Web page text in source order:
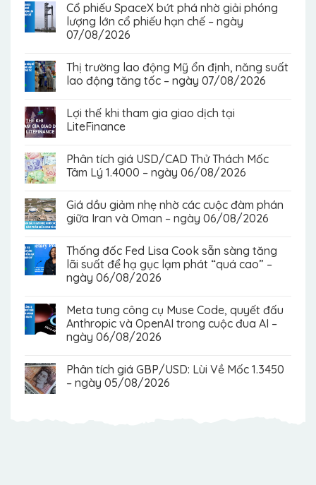
Cổ phiếu SpaceX bứt phá nhờ giải phóng
lượng lớn cổ phiếu hạn chế – ngày
07/08/2026
Thị trường lao động Mỹ ổn định, năng suất
lao động tăng tốc – ngày 07/08/2026
Lợi thế khi tham gia giao dịch tại
LiteFinance
Phân tích giá USD/CAD Thử Thách Mốc
Tâm Lý 1.4000 – ngày 06/08/2026
Giá dầu giảm nhẹ nhờ các cuộc đàm phán
giữa Iran và Oman – ngày 06/08/2026
Thống đốc Fed Lisa Cook sẵn sàng tăng
lãi suất để hạ gục lạm phát “quá cao” –
ngày 06/08/2026
Meta tung công cụ Muse Code, quyết đấu
Anthropic và OpenAI trong cuộc đua AI –
ngày 06/08/2026
Phân tích giá GBP/USD: Lùi Về Mốc 1.3450
– ngày 05/08/2026